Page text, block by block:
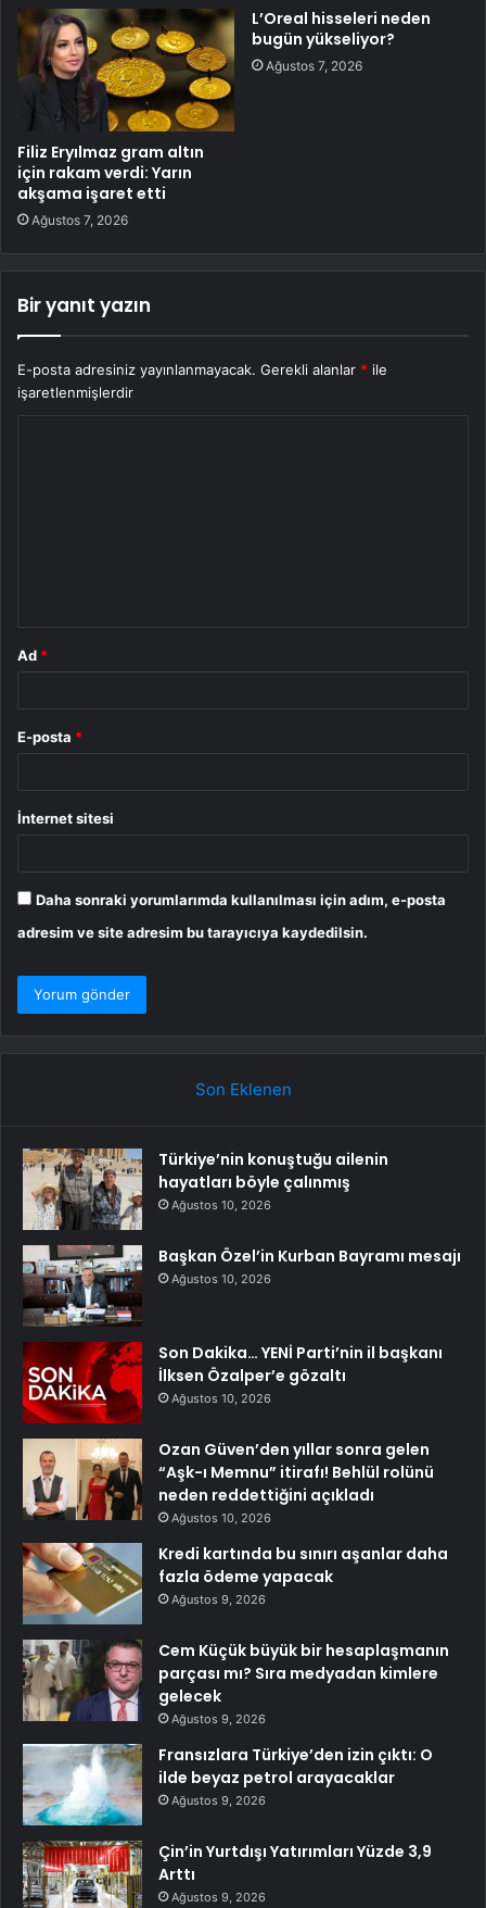
Filiz Eryılmaz gram altın
için rakam verdi: Yarın
akşama işaret etti
Ağustos 7, 2026
L’Oreal hisseleri neden
bugün yükseliyor?
Ağustos 7, 2026
Bir yanıt yazın
E-posta adresiniz yayınlanmayacak. Gerekli alanlar * ile
işaretlenmişlerdir
Ad *
E-posta *
İnternet sitesi
Daha sonraki yorumlarımda kullanılması için adım, e-posta
adresim ve site adresim bu tarayıcıya kaydedilsin.
Son Eklenen
Türkiye’nin konuştuğu ailenin
hayatları böyle çalınmış
Ağustos 10, 2026
Başkan Özel’in Kurban Bayramı mesajı
Ağustos 10, 2026
Son Dakika… YENİ Parti’nin il başkanı
İlksen Özalper’e gözaltı
Ağustos 10, 2026
Ozan Güven’den yıllar sonra gelen
“Aşk-ı Memnu” itirafı! Behlül rolünü
neden reddettiğini açıkladı
Ağustos 10, 2026
Kredi kartında bu sınırı aşanlar daha
fazla ödeme yapacak
Ağustos 9, 2026
Cem Küçük büyük bir hesaplaşmanın
parçası mı? Sıra medyadan kimlere
gelecek
Ağustos 9, 2026
Fransızlara Türkiye’den izin çıktı: O
ilde beyaz petrol arayacaklar
Ağustos 9, 2026
Çin’in Yurtdışı Yatırımları Yüzde 3,9
Arttı
Ağustos 9, 2026